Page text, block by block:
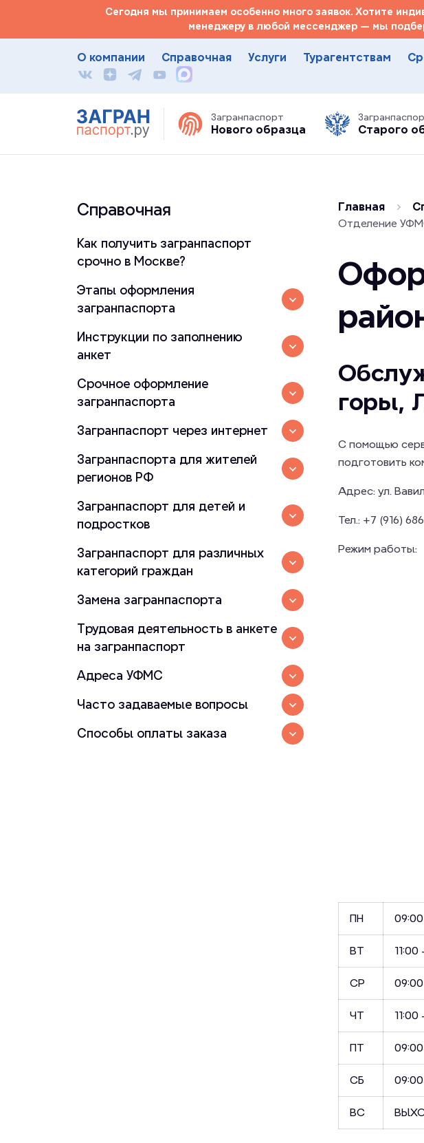
Сегодня мы принимаем особенно много заявок. Хотите
менеджеру в любой мессенджер — мы
О компании Справочная Услуги Турагентствам
Загранпаспорт
Нового образца Старого
Справочная
Как получить загранпаспорт
срочно в Москве?
Этапы оформления
загранпаспорта
Инструкции по заполнению
анкет
Срочное оформление
загранпаспорта
Загранпаспорт через интернет
Загранпаспорта для жителей
регионов РФ
Загранпаспорт для детей и
подростков
Загранпаспорт для различных
категорий граждан
Замена загранпаспорта
Трудовая деятельность в анкете
на загранпаспорт
Адреса УФМС
Часто задаваемые вопросы
Способы оплаты заказа
Главная
Отделение
горы,
С помощью
подготовить
Адрес: ул.
Тел.: +7 (916)
Режим работы:
ПН
ВТ
СР
ЧТ
ПТ
СБ
ВС